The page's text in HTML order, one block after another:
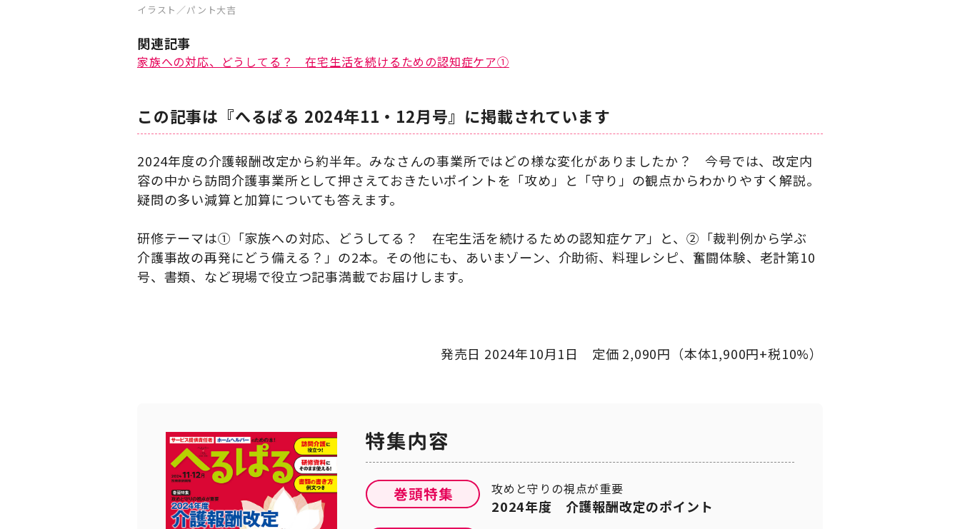
イラスト／パント大吉
関連記事
家族への対応、どうしてる？ 在宅生活を続けるための認知症ケア①
この記事は『へるぱる 2024年11・12月号』に掲載されています
2024年度の介護報酬改定から約半年。みなさんの事業所ではどの様な変化がありましたか？ 今号では、改定内
容の中から訪問介護事業所として押さえておきたいポイントを「攻め」と「守り」の観点からわかりやすく解説。
疑問の多い減算と加算についても答えます。
研修テーマは①「家族への対応、どうしてる？ 在宅生活を続けるための認知症ケア」と、②「裁判例から学ぶ
介護事故の再発にどう備える？」の2本。その他にも、あいまゾーン、介助術、料理レシピ、奮闘体験、老計第10
号、書類、など現場で役立つ記事満載でお届けします。
発売日 2024年10月1日 定価 2,090円（本体1,900円+税10%）
攻めと守りの視点が重要
2024年度 介護報酬改定のポイント